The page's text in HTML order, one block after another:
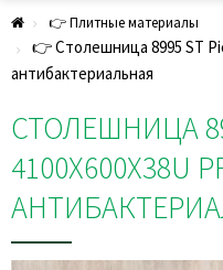
👉 Плитные материалы
👉 Столешница 8995 ST
антибактериальная
СТОЛЕШНИЦА
4100Х600Х38U